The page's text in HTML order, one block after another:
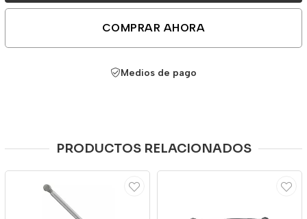
COMPRAR AHORA
Medios de pago
PRODUCTOS RELACIONADOS